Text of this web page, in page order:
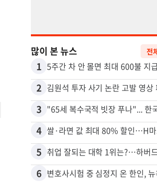
많이 본 뉴스 전
1 5주간 차 안 몰면 최대 600불 지
2 김원석 투자 사기 논란 고발 영상
3
4
5 취업 잘되는 대학 1위는?…하버
6